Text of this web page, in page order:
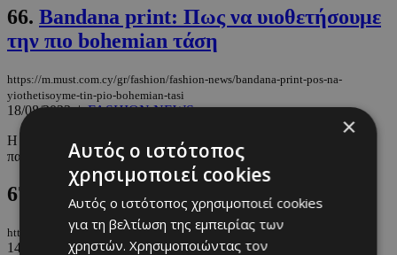
66. Bandana print: Πως να υιοθετήσουμε
την πιο bohemian τάση
https://m.must.com.cy/gr/fashion/fashion-news/bandana-print-pos-na-
yiothetisoyme-tin-pio-bohemian-tasi
18/08/2023|FASHION NEWS
Η Ελίνα Θεοδότου μας εμπνέει για τις boho εμφανίσεις μας στην
παραλία.
67. Summer Cowboy Girl
https://m.must.com.cy/gr/people/paparazzi/summer-cowboy-girl
14/08/2023|PAPARAZZI
×
Αυτός ο ιστότοπος
χρησιμοποιεί cookies
Αυτός ο ιστότοπος χρησιμοποιεί cookies
για τη βελτίωση της εμπειρίας των
χρηστών. Χρησιμοποιώντας τον